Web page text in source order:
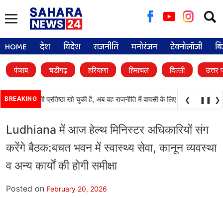
for:
HOME देश विदेश राजनीति मनोरंजन टेक्नोलॉजी
पंजाब चंडीगढ़ हरियाणा हिमाचल दिल्ली उत्तर
BREAKINGदल) अपनी प्रतिष्ठा खो चुकी है, अब वह राजनीति में वापसी के लिए भाजपा से
❮ ❚❚ ❯
Ludhiana में आज हेल्थ मिनिस्टर अधिकारियों संग
करेंगे बैठक:बचत भवन में स्वास्थ्य सेवा, कानून व्यवस्था
व अन्य कार्यों की होगी समीक्षा
Posted on February 20, 2026